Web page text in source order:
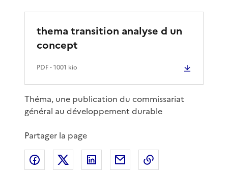
thema transition analyse d un
concept
PDF- 1001 kio
Théma, une publication du commissariat
général au développement durable
Partager la page
Partager sur Facebook
Partager sur XPartager sur LinkedIn
Partager par email